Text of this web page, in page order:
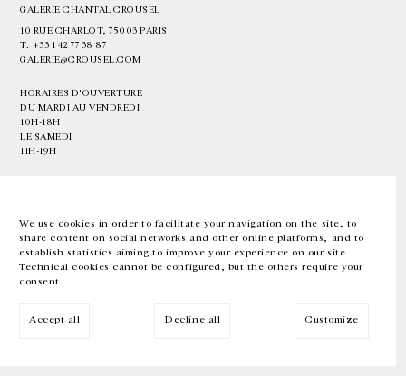
We use cookies in order to facilitate your navigation on the site, to
share content on social networks and other online platforms, and to
establish statistics aiming to improve your experience on our site.
Technical cookies cannot be configured, but the others require your
consent.
Accept all Decline all Customize
GALERIE CHANTAL CROUSEL
10 RUE CHARLOT, 75003 PARIS
T. +33 1 42 77 38 87
GALERIE@CROUSEL.COM
HORAIRES D'OUVERTURE
DU MARDI AU VENDREDI
10H-18H
LE SAMEDI
11H-19H
EN FR 中文 Facebook Instagram
Inscrivez-vous à notre newsletter